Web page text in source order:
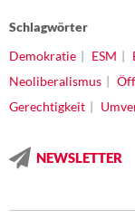
Schlagwörter
Demokratie
ESM
Neoliberalismus
Gerechtigkeit
NEWSLETTER